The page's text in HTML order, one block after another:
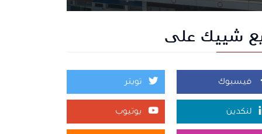
شييك على
فيسبوك تويتر
لنكدين يوتيوب